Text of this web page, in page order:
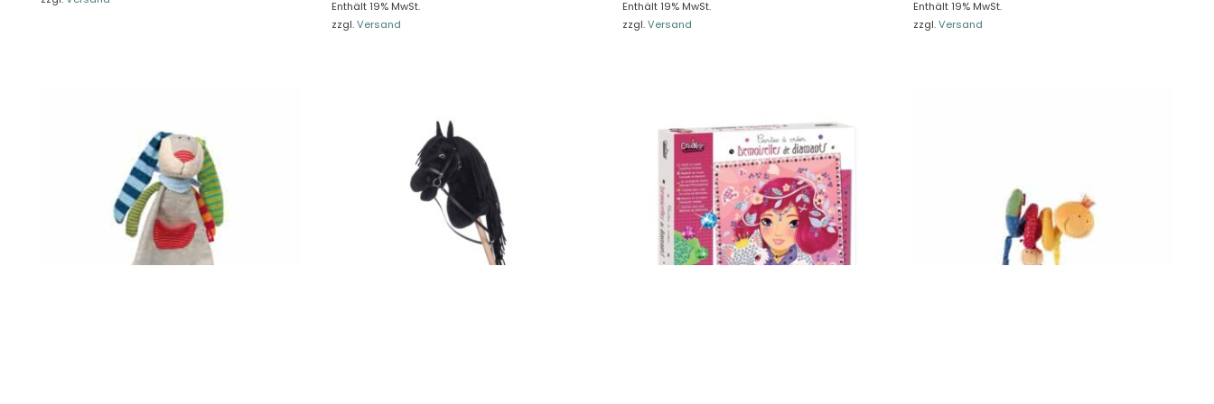
Enthält 19% MwSt.
zzgl.Versand
Enthält 19% MwSt.
zzgl.Versand
Enthält 19% MwSt.
zzgl.Versand
Unsere Rückgaberichtlinien
Datenschutz Impressum AGB
© Holly & Claire GmbH ® Spielzeug in HaanDesign byZeitansicht®